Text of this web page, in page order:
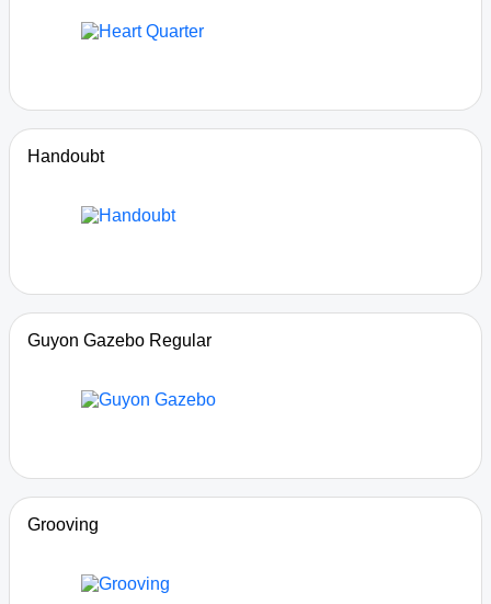
Handoubt
Guyon Gazebo Regular
Grooving